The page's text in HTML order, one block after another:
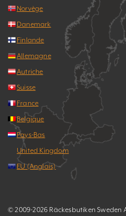
Norvège
Danemark
Finlande
Allemagne
Autriche
Suisse
France
Belgique
Pays-Bas
United Kingdom
EU (Anglais)
© 2009-2026 Räckesbutiken Sweden